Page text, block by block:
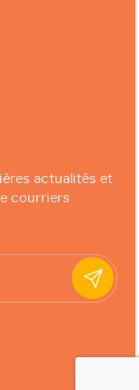
actualités et
courriers